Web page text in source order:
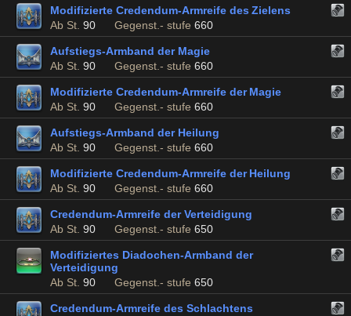
Modifizierte Credendum-Armreife des Zielens
Ab St. 90 Gegenst.- stufe 660
Aufstiegs-Armband der Magie
Ab St. 90 Gegenst.- stufe 660
Modifizierte Credendum-Armreife der Magie
Ab St. 90 Gegenst.- stufe 660
Aufstiegs-Armband der Heilung
Ab St. 90 Gegenst.- stufe 660
Modifizierte Credendum-Armreife der Heilung
Ab St. 90 Gegenst.- stufe 660
Credendum-Armreife der Verteidigung
Ab St. 90 Gegenst.- stufe 650
Modifiziertes Diadochen-Armband der
Verteidigung
Ab St. 90 Gegenst.- stufe 650
Credendum-Armreife des Schlachtens